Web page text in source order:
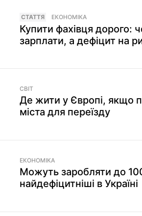
СТАТТЯ ЕКОНОМІКА
Купити фахівця дорого:
зарплати, а дефіцит на
СВІТ
Де жити у Європі, якщо
міста для переїзду
ЕКОНОМІКА
Можуть заробляти до
найдефіцитніші в Україні